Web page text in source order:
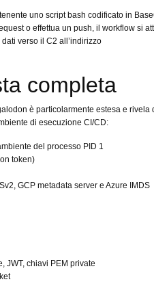
uno script bash codificato in
o effettua un push, il workflow si
verso il C2 all’indirizzo
completa
è particolarmente estesa e rivela
di esecuzione CI/CD:
del processo PID 1
token)
GCP metadata server e Azure IMDS
JWT, chiavi PEM private